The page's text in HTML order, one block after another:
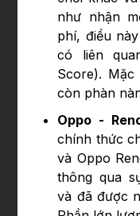
như nhận
phí, điều
có liên
Score).
còn phàn
Oppo -
chính thức
và Oppo
thông qua
và đã được